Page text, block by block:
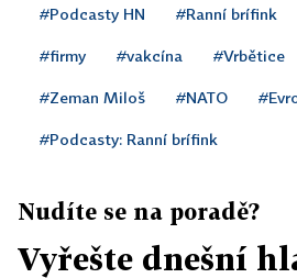
#Podcasty HN #Ranní brífink
#firmy #vakcína #Vrbětice
#Zeman Miloš #NATO
#Podcasty: Ranní brífink
Nudíte se na poradě?
Vyřešte dnešní